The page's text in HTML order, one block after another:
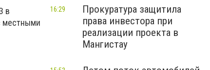
в
местными
Прокуратура защитила
права инвестора при
реализации проекта в
Мангистау
16:29